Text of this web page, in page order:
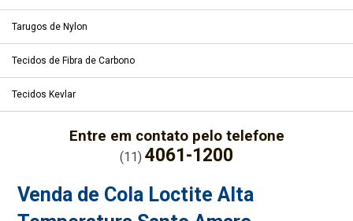
Tarugos de Nylon
Tecidos de Fibra de Carbono
Tecidos Kevlar
Entre em contato pelo telefone
(11) 4061-1200
Venda de Cola Loctite Alta